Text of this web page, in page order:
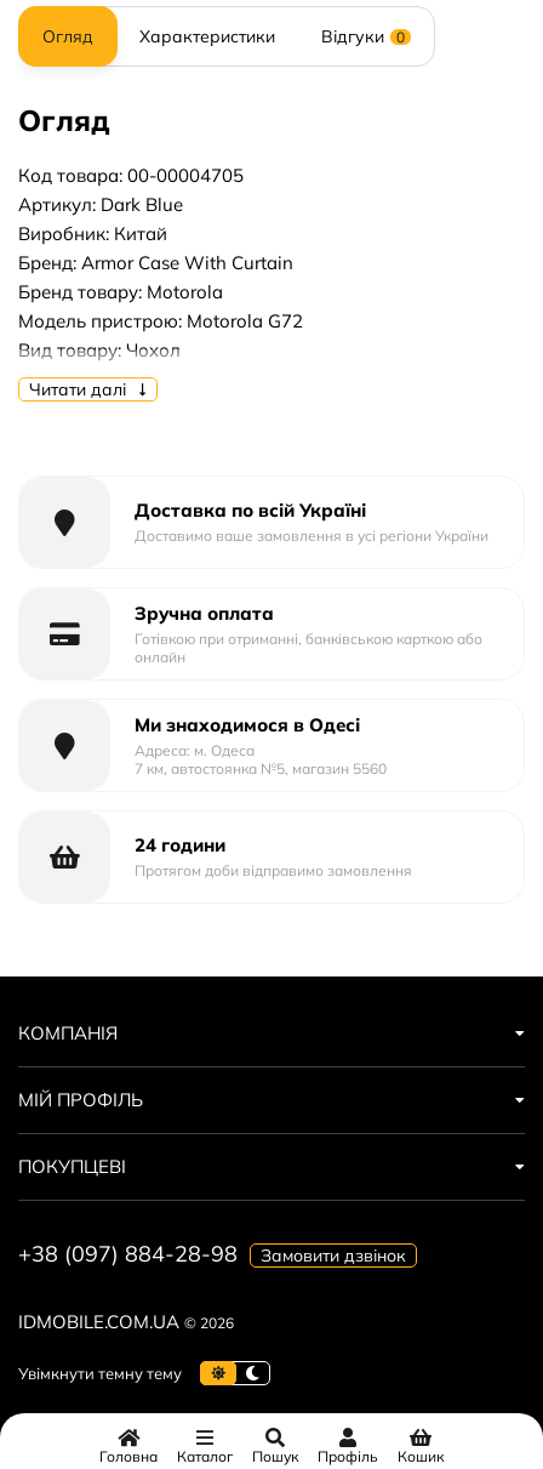
Огляд Характеристики Відгуки 0
Огляд
Код товара: 00-00004705
Артикул: Dark Blue
Виробник: Китай
Бренд: Armor Case With Curtain
Бренд товару: Motorola
Модель пристрою: Motorola G72
Вид товару: Чохол
Форм-фактор: Накладка
Тип матеріалу: Пластик+Силікон
Читати далі
Доставка по всій Україні
Доставимо ваше замовлення в усі регіони України
Зручна оплата
Готівкою при отриманні, банківською карткою або
онлайн
Ми знаходимося в Одесі
Адреса: м. Одеса
7 км, автостоянка №5, магазин 5560
24 години
Протягом доби відправимо замовлення
IDMOBILE.COM.UA © 2026
КОМПАНІЯ
МІЙ ПРОФІЛЬ
ПОКУПЦЕВІ
+38 (097) 884-28-98 Замовити дзвінок
Головна Каталог Пошук Профіль Кошик